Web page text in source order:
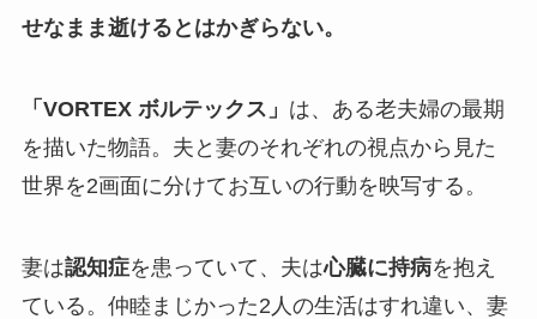
せなまま逝けるとはかぎらない。
「VORTEX ボルテックス」 は、ある老夫婦の最期
を描いた物語。夫と妻のそれぞれの視点から見た
世界を2画面に分けてお互いの行動を映写する。
妻は認知症を患っていて、夫は心臓に持病を抱え
ている。仲睦まじかった2人の生活はすれ違い、妻